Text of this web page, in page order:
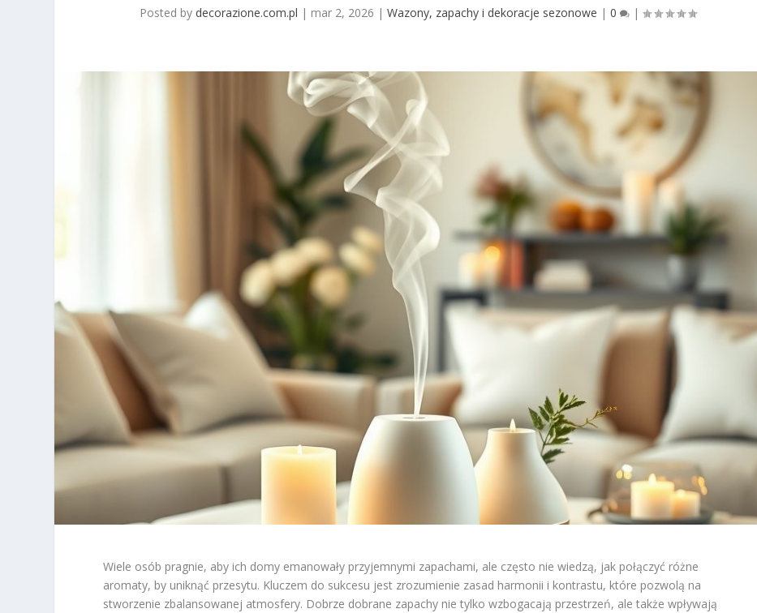
Posted by decorazione.com.pl | mar 2, 2026 | Wazony, zapachy i dekoracje sezonowe | 0 |
Wiele osób pragnie, aby ich domy emanowały przyjemnymi zapachami, ale często nie wiedzą, jak połączyć różne
aromaty, by uniknąć przesytu. Kluczem do sukcesu jest zrozumienie zasad harmonii i kontrastu, które pozwolą na
stworzenie zbalansowanej atmosfery. Dobrze dobrane zapachy nie tylko wzbogacają przestrzeń, ale także wpływają